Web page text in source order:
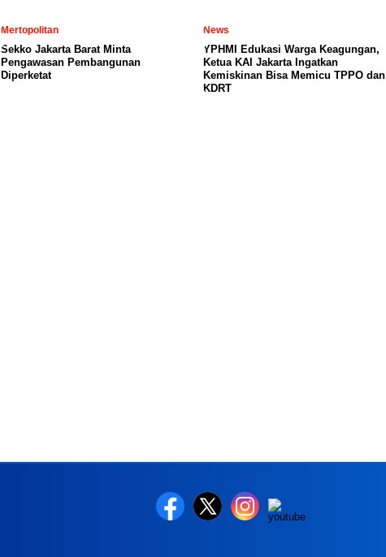
Mertopolitan
Sekko Jakarta Barat Minta
Pengawasan Pembangunan
Diperketat
News
YPHMI Edukasi Warga Keagungan,
Ketua KAI Jakarta Ingatkan
Kemiskinan Bisa Memicu TPPO dan
KDRT